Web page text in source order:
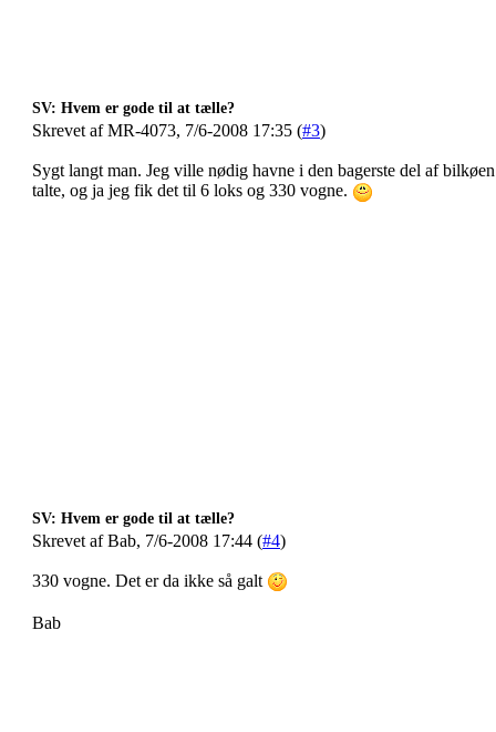
SV: Hvem er gode til at tælle?
Skrevet af MR-4073, 7/6-2008 17:35 (#3)
Sygt langt man. Jeg ville nødig havne i den bagerste del af
talte, og ja jeg fik det til 6 loks og 330 vogne.
SV: Hvem er gode til at tælle?
Skrevet af Bab, 7/6-2008 17:44 (#4)
330 vogne. Det er da ikke så galt
Bab